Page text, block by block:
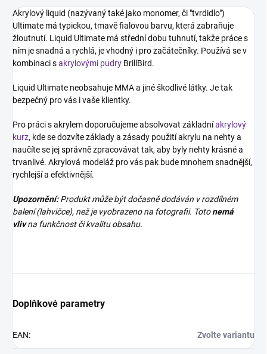
Akrylový liquid (nazývaný také jako monomer, či "tvrdidlo")
Ultimate má typickou, tmavě fialovou barvu, která zabraňuje
žloutnutí. Liquid Ultimate má střední dobu tuhnutí, takže práce s
ním je snadná a rychlá, je vhodný i pro začátečníky. Používá se v
kombinaci sakrylovými pudry BrillBird.
Liquid Ultimate neobsahuje MMA a jiné škodlivé látky. Je tak
bezpečný pro vás i vaše klientky.
Pro práci s akrylem doporučujeme absolvovat základníakrylový
kurz, kde se dozvíte základy a zásady použití akrylu na nehty a
naučíte se jej správně zpracovávat tak, aby byly nehty krásné a
trvanlivé. Akrylová modeláž pro vás pak bude mnohem snadnější,
rychlejší a efektivnější.
Upozornění: Produkt může být dočasně dodáván v rozdílném
balení (lahvičce), než je vyobrazeno na fotografii. Toto nemá
vliv na funkčnost či kvalitu obsahu.
Doplňkové parametry
EAN: Zvolte variantu